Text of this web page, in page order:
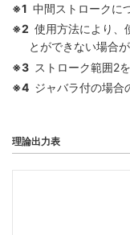
※1 中間ストロークに
※2 使用方法により、
とができない場合
※3 ストローク範囲2
※4 ジャバラ付の場合
理論出力表